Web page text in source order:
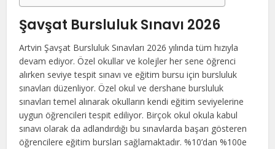
Şavşat Bursluluk Sınavı 2026
Artvin Şavşat Bursluluk Sınavları 2026 yılında tüm hızıyla
devam ediyor. Özel okullar ve kolejler her sene öğrenci
alırken seviye tespit sınavı ve eğitim bursu için bursluluk
sınavları düzenliyor. Özel okul ve dershane bursluluk
sınavları temel alınarak okulların kendi eğitim seviyelerine
uygun öğrencileri tespit ediliyor. Birçok okul okula kabul
sınavı olarak da adlandırdığı bu sınavlarda başarı gösteren
öğrencilere eğitim bursları sağlamaktadır. %10’dan %100e